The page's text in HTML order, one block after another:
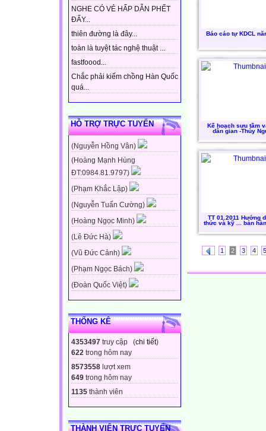
NGHE CÓ VẺ HẤP DẪN PHẾT
ĐẤY...
thiên đường là đây...
toàn là tuyệt tác nghệ thuật ...
fastfoood...
Chắc phải kiếm chồng Hàn Quốc
quá...
HỖ TRỢ TRỰC TUYẾN
(Nguyễn Hồng Vân)
(Hoàng Mạnh Hùng
ĐT:0984.81.9797)
(Phạm Khắc Lập)
(Nguyễn Tuấn Cường)
(Hoàng Ngọc Minh)
(Lê Đức Hà)
(Vũ Đức Cảnh)
(Phạm Ngọc Bách)
(Đoàn Quốc Việt)
THỐNG KÊ
4353497 truy cập (chi tiết)
622 trong hôm nay
8573558 lượt xem
649 trong hôm nay
1135 thành viên
THÀNH VIÊN TRỰC TUYẾN
Báo cáo tự KDCL
Kế hoạch sưu tầm
dân gian -Thủy
TT 01.2011 Hướng
thức và kỹ ... bản
1 2 3 4 5